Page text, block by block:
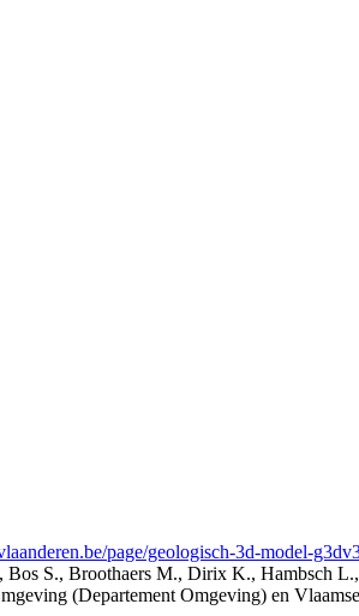
page/geologisch-3d-model-
Bos S., Broothaers M., Dirix K., Hambsch
(Departement Omgeving) en